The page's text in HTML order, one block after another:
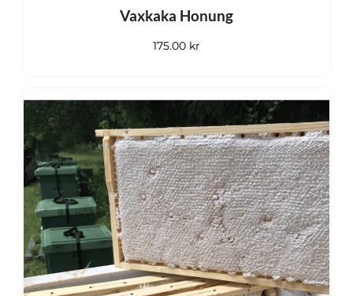
Vaxkaka Honung
175.00 kr